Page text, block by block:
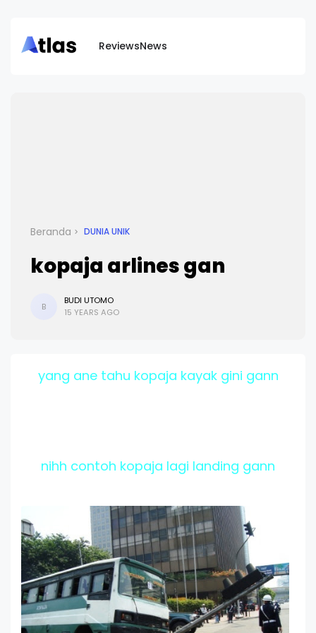
ReviewsNews
Beranda DUNIA UNIK
kopaja arlines gan
B
BUDI UTOMO
15 YEARS AGO
yang ane tahu kopaja kayak gini gann
nihh contoh kopaja lagi landing gann